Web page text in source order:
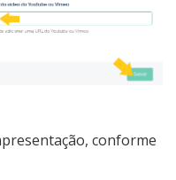
conforme